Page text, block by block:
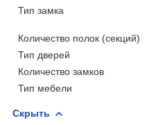
Тип замка
Количество полок (секций)
Тип дверей
Количество замков
Тип мебели
Скрыть